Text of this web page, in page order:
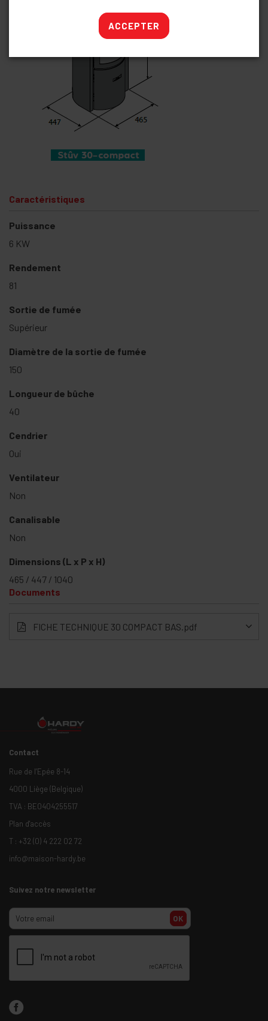
Caractéristiques
Puissance
6 KW
Rendement
81
Sortie de fumée
Supérieur
Diamètre de la sortie de fumée
150
Longueur de bûche
40
Cendrier
Oui
Ventilateur
Non
Canalisable
Non
Dimensions (L x P x H)
465 / 447 / 1040
Documents
FICHE TECHNIQUE 30 COMPACT BAS.pdf
Contact
Rue de l’Epée 8-14
4000 Liège (Belgique)
TVA : BE0404255517
Plan d'accès
T : +32 (0) 4 222 02 72
info@maison-hardy.be
Suivez notre newsletter
OK
ACCEPTER